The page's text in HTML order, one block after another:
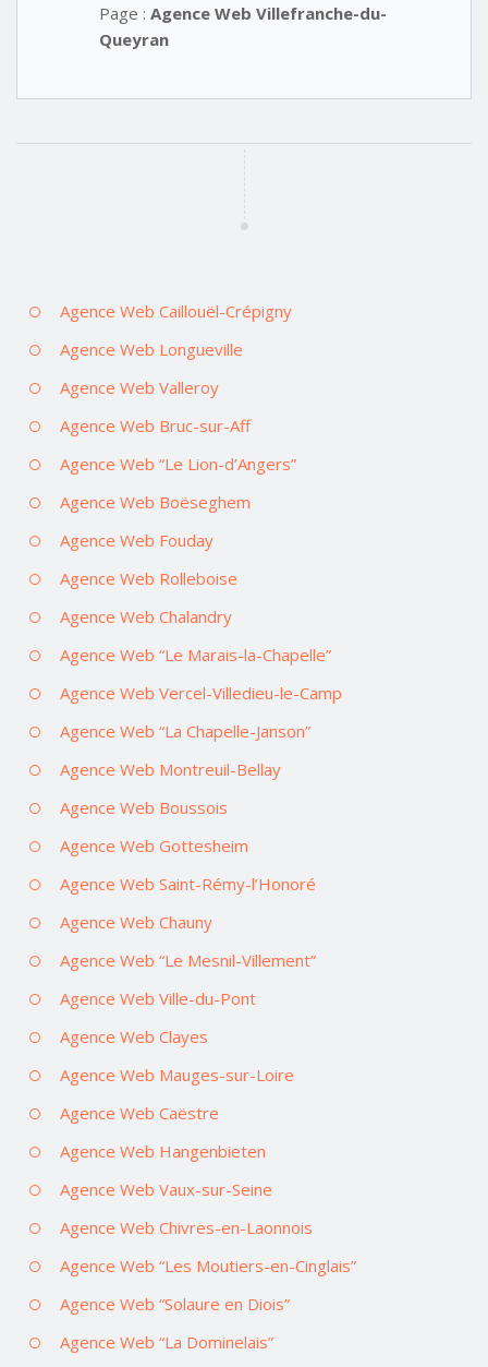
Page : Agence Web Villefranche-du-
Queyran
Agence Web Caillouël-Crépigny
Agence Web Longueville
Agence Web Valleroy
Agence Web Bruc-sur-Aff
Agence Web “Le Lion-d’Angers”
Agence Web Boëseghem
Agence Web Fouday
Agence Web Rolleboise
Agence Web Chalandry
Agence Web “Le Marais-la-Chapelle”
Agence Web Vercel-Villedieu-le-Camp
Agence Web “La Chapelle-Janson”
Agence Web Montreuil-Bellay
Agence Web Boussois
Agence Web Gottesheim
Agence Web Saint-Rémy-l’Honoré
Agence Web Chauny
Agence Web “Le Mesnil-Villement”
Agence Web Ville-du-Pont
Agence Web Clayes
Agence Web Mauges-sur-Loire
Agence Web Caëstre
Agence Web Hangenbieten
Agence Web Vaux-sur-Seine
Agence Web Chivres-en-Laonnois
Agence Web “Les Moutiers-en-Cinglais”
Agence Web “Solaure en Diois”
Agence Web “La Dominelais”